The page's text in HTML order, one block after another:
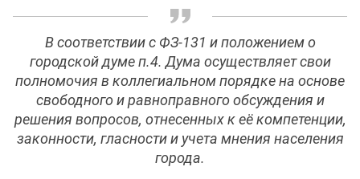
В соответствии с ФЗ-131 и положением о
городской думе п.4. Дума осуществляет свои
полномочия в коллегиальном порядке на основе
свободного и равноправного обсуждения и
решения вопросов, отнесенных к её компетенции,
законности, гласности и учета мнения населения
города.